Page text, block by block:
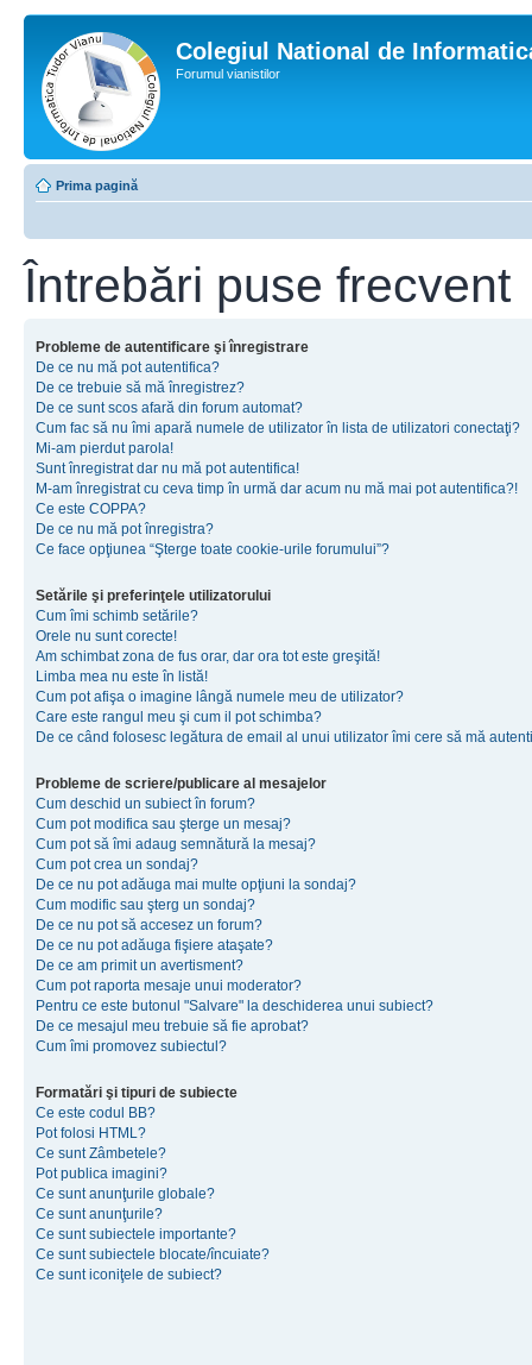
Colegiul National de
Forumul vianistilor
Prima pagină
Întrebări puse frecvent
Probleme de autentificare şi înregistrare
De ce nu mă pot autentifica?
De ce trebuie să mă înregistrez?
De ce sunt scos afară din forum automat?
Cum fac să nu îmi apară numele de utilizator în lista de utilizatori conectaţi?
Mi-am pierdut parola!
Sunt înregistrat dar nu mă pot autentifica!
M-am înregistrat cu ceva timp în urmă dar acum nu mă mai pot autentifica?!
Ce este COPPA?
De ce nu mă pot înregistra?
Ce face opţiunea “Şterge toate cookie-urile forumului”?
Setările şi preferinţele utilizatorului
Cum îmi schimb setările?
Orele nu sunt corecte!
Am schimbat zona de fus orar, dar ora tot este greşită!
Limba mea nu este în listă!
Cum pot afişa o imagine lângă numele meu de utilizator?
Care este rangul meu şi cum il pot schimba?
De ce când folosesc legătura de email al unui utilizator îmi cere să mă
Probleme de scriere/publicare al mesajelor
Cum deschid un subiect în forum?
Cum pot modifica sau şterge un mesaj?
Cum pot să îmi adaug semnătură la mesaj?
Cum pot crea un sondaj?
De ce nu pot adăuga mai multe opţiuni la sondaj?
Cum modific sau şterg un sondaj?
De ce nu pot să accesez un forum?
De ce nu pot adăuga fişiere ataşate?
De ce am primit un avertisment?
Cum pot raporta mesaje unui moderator?
Pentru ce este butonul "Salvare" la deschiderea unui subiect?
De ce mesajul meu trebuie să fie aprobat?
Cum îmi promovez subiectul?
Formatări şi tipuri de subiecte
Ce este codul BB?
Pot folosi HTML?
Ce sunt Zâmbetele?
Pot publica imagini?
Ce sunt anunţurile globale?
Ce sunt anunţurile?
Ce sunt subiectele importante?
Ce sunt subiectele blocate/încuiate?
Ce sunt iconiţele de subiect?